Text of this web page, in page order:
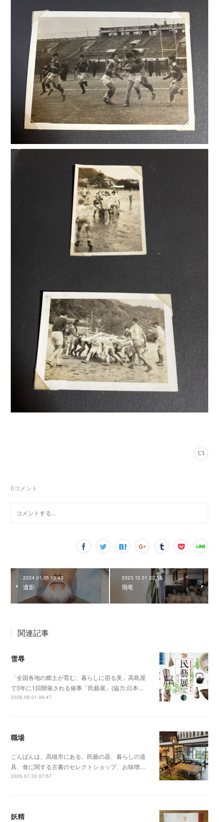
0コメント
2024.01.05 13:43
遺影
2023.12.31 22:51
飛竜
関連記事
雪辱
「全国各地の郷土が育む、暮らしに宿る美」高島屋
で3年に1回開催される催事「民藝展」(協力:日本…
2026.08.01 06:47
職場
こんばんは。高槻市にある、民藝の器、暮らしの道
具、食に関する古書のセレクトショップ、お味噌…
2026.07.30 07:57
妖精